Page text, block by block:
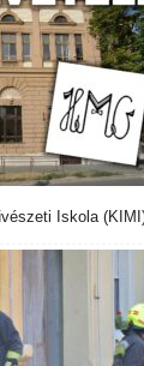
Iskola